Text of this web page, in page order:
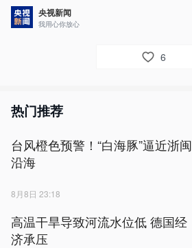
央视新闻
我用心你放心
6
热门推荐
台风橙色预警！“白海豚”逼近浙闽
沿海
8月8日 23:18
高温干旱导致河流水位低 德国经
济承压